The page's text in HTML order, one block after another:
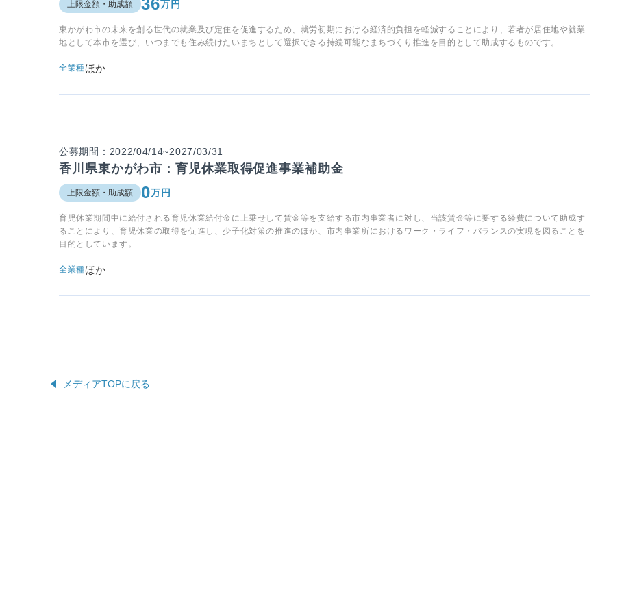
上限金額・助成額 36万円
東かがわ市の未来を創る世代の就業及び定住を促進するため、就労初期における経済的負担を軽減することにより、若者が居住地や就業
地として本市を選び、いつまでも住み続けたいまちとして選択できる持続可能なまちづくり推進を目的として助成するものです。
全業種ほか
公募期間：2022/04/14~2027/03/31
香川県東かがわ市：育児休業取得促進事業補助金
上限金額・助成額 0万円
育児休業期間中に給付される育児休業給付金に上乗せして賃金等を支給する市内事業者に対し、当該賃金等に要する経費について助成す
ることにより、育児休業の取得を促進し、少子化対策の推進のほか、市内事業所におけるワーク・ライフ・バランスの実現を図ることを
目的としています。
全業種ほか
メディアTOPに戻る